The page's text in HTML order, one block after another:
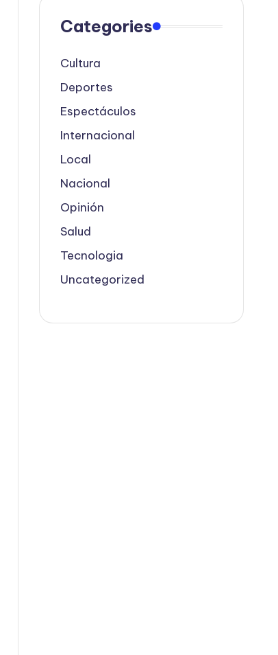
Categories
Cultura
Deportes
Espectáculos
Internacional
Local
Nacional
Opinión
Salud
Tecnologia
Uncategorized